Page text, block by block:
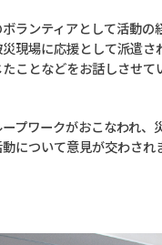
ランティアとして活動の
現場に応援として派遣さ
ことなどをお話しさせて
プワークがおこなわれ、
について意見が交わされ